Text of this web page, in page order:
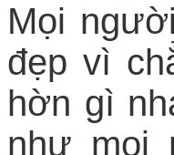
Mọi
đẹp vì
hờn gì
như mọi